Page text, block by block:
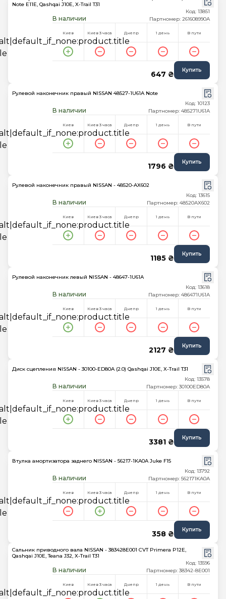
Note E11E, Qashqai J10E, X-Trail T31
В наличии
Код: 13851
Партномер: 261608990A
Киев Киев 3 часа Днепр 1 день В пути
647 ₴ Купить
Рулевой наконечник правый NISSAN 48527-1U61A Note
В наличии
Код: 10123
Партномер: 485271U61A
Киев Киев 3 часа Днепр 1 день В пути
1796 ₴ Купить
Рулевой наконечник правый NISSAN - 48520-AX602
В наличии
Код: 13615
Партномер: 48520AX602
Киев Киев 3 часа Днепр 1 день В пути
1185 ₴ Купить
Рулевой наконечник левый NISSAN - 48647-1U61A
В наличии
Код: 13618
Партномер: 486471U61A
Киев Киев 3 часа Днепр 1 день В пути
2127 ₴ Купить
Диск сцепления NISSAN - 30100-ED80A (2.0) Qashqai J10E, X-Trail T31
В наличии
Код: 13578
Партномер: 30100ED80A
Киев Киев 3 часа Днепр 1 день В пути
3381 ₴ Купить
Втулка амортизатора заднего NISSAN - 56217-1KA0A Juke F15
В наличии
Код: 13792
Партномер: 562171KA0A
Киев Киев 3 часа Днепр 1 день В пути
358 ₴ Купить
Сальник приводного вала NISSAN - 383428E001 CVT Primera P12E,
Qashqai J10E, Teana J32, X-Trail T31
В наличии
Код: 13596
Партномер: 38342-8E001
Киев Киев 3 часа Днепр 1 день В пути